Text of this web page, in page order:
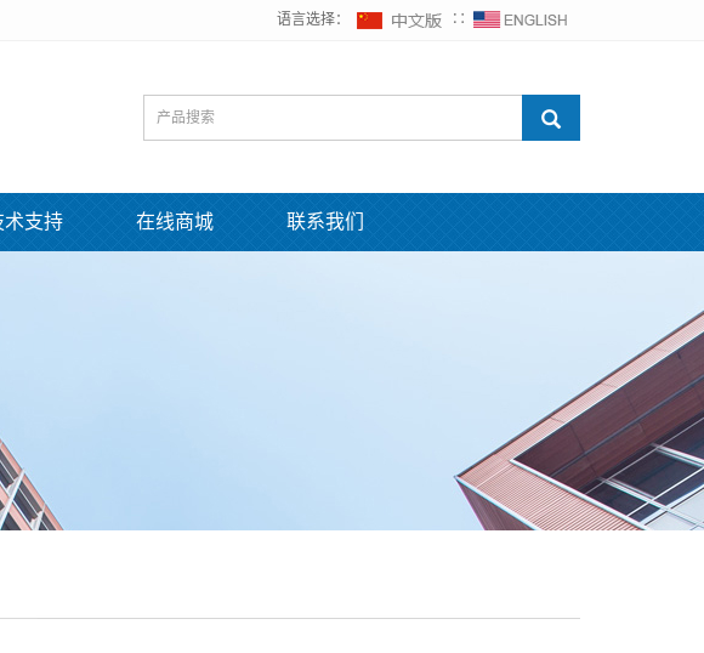
语言选择： ∷
术支持 在线商城 联系我们